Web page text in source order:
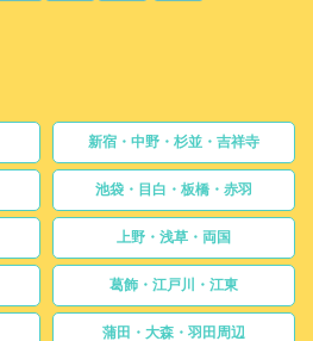
新宿・中野・杉並・吉祥寺
池袋・目白・板橋・赤羽
上野・浅草・両国
葛飾・江戸川・江東
蒲田・大森・羽田周辺